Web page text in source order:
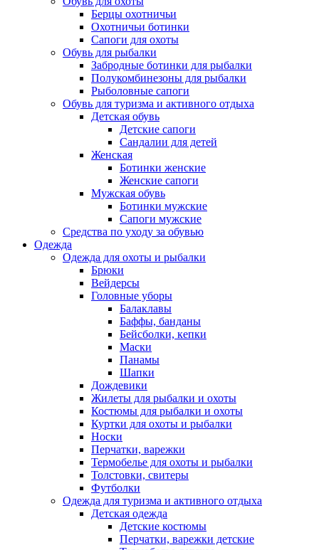
Берцы охотничьи
Охотничьи ботинки
Сапоги для охоты
Обувь для рыбалки
Забродные ботинки для рыбалки
Полукомбинезоны для рыбалки
Рыболовные сапоги
Обувь для туризма и активного отдыха
Детская обувь
Детские сапоги
Сандалии для детей
Женская
Ботинки женские
Женские сапоги
Мужская обувь
Ботинки мужские
Сапоги мужские
Средства по уходу за обувью
Одежда
Одежда для охоты и рыбалки
Брюки
Вейдерсы
Головные уборы
Балаклавы
Баффы, банданы
Бейсболки, кепки
Маски
Панамы
Шапки
Дождевики
Жилеты для рыбалки и охоты
Костюмы для рыбалки и охоты
Куртки для охоты и рыбалки
Носки
Перчатки, варежки
Термобелье для охоты и рыбалки
Толстовки, свитеры
Футболки
Одежда для туризма и активного отдыха
Детская одежда
Детские костюмы
Перчатки, варежки детские